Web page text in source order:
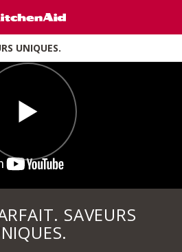
UNIQUES.
SAVEURS